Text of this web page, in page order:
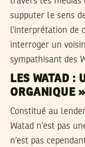
supputer le sens
l’interprétation de
interroger un
sympathisant des
LES WATAD :
ORGANIQUE
Constitué au
Watad n’est pas
n’est pas